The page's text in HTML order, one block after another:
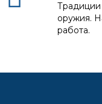
Традиции
оружия.
работа.